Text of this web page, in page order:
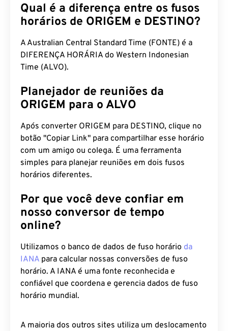
Qual é a diferença entre os fusos
horários de ORIGEM e DESTINO?
A Australian Central Standard Time (FONTE) é a
DIFERENÇA HORÁRIA do Western Indonesian
Time (ALVO).
Planejador de reuniões da
ORIGEM para o ALVO
Após converter ORIGEM para DESTINO, clique no
botão "Copiar Link" para compartilhar esse horário
com um amigo ou colega. É uma ferramenta
simples para planejar reuniões em dois fusos
horários diferentes.
Por que você deve confiar em
nosso conversor de tempo
online?
Utilizamos o banco de dados de fuso horário da
IANA para calcular nossas conversões de fuso
horário. A IANA é uma fonte reconhecida e
confiável que coordena e gerencia dados de fuso
horário mundial.
A maioria dos outros sites utiliza um deslocamento